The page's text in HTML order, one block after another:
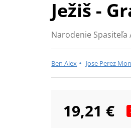
Ježiš -
Narodenie Spasiteľa
Ben Alex • Jose Perez
19,21 €